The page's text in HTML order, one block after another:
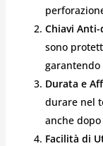
Chiavi
sono
Durata e
durare nel
anche
Facilità di